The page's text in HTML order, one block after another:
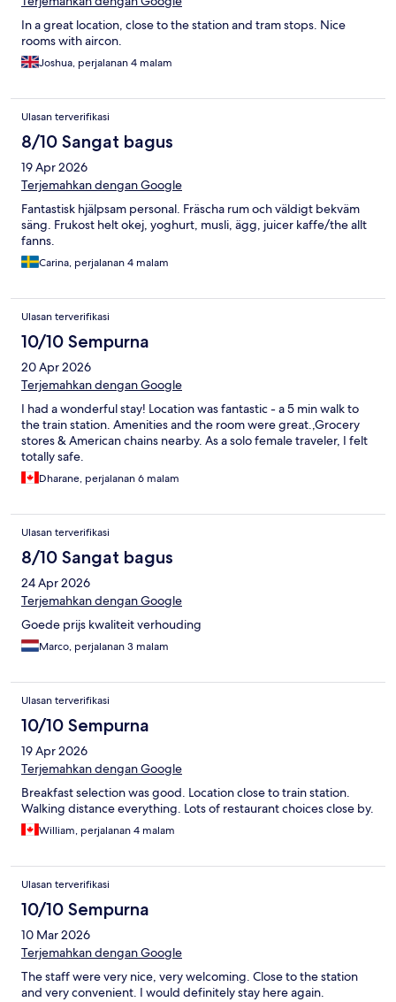
In a great location, close to the station and tram stops. Nice
rooms with aircon.
Joshua, perjalanan 4 malam
Ulasan terverifikasi
8/10 Sangat bagus
19 Apr 2026
Terjemahkan dengan Google
Fantastisk hjälpsam personal. Fräscha rum och väldigt bekväm
säng. Frukost helt okej, yoghurt, musli, ägg, juicer kaffe/the allt
fanns.
Carina, perjalanan 4 malam
Ulasan terverifikasi
10/10 Sempurna
20 Apr 2026
Terjemahkan dengan Google
I had a wonderful stay! Location was fantastic - a 5 min walk to
the train station. Amenities and the room were great.,Grocery
stores & American chains nearby. As a solo female traveler, I felt
totally safe.
Dharane, perjalanan 6 malam
Ulasan terverifikasi
8/10 Sangat bagus
24 Apr 2026
Terjemahkan dengan Google
Goede prijs kwaliteit verhouding
Marco, perjalanan 3 malam
Ulasan terverifikasi
10/10 Sempurna
19 Apr 2026
Terjemahkan dengan Google
Breakfast selection was good. Location close to train station.
Walking distance everything. Lots of restaurant choices close by.
William, perjalanan 4 malam
Ulasan terverifikasi
10/10 Sempurna
10 Mar 2026
Terjemahkan dengan Google
The staff were very nice, very welcoming. Close to the station
and very convenient. I would definitely stay here again.